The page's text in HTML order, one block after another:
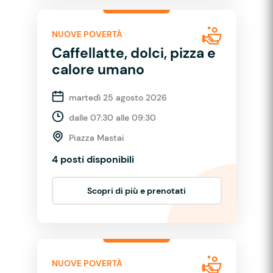
NUOVE POVERTÀ
Caffellatte, dolci, pizza e
calore umano
martedì 25 agosto 2026
dalle 07:30 alle 09:30
Piazza Mastai
4 posti disponibili
Scopri di più e prenotati
NUOVE POVERTÀ